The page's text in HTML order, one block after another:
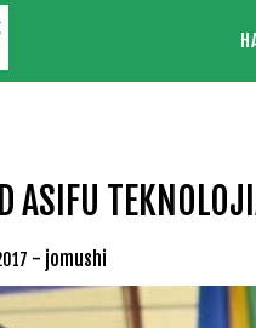
ASIFU
- jomushi